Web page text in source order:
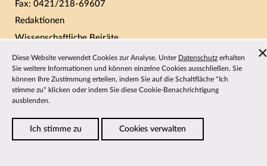
Fax: 0421/218-69607
Redaktionen
Wissenschaftliche Beiräte
Über die Länder-Analysen
Datenschutz—Impressum—Barrierefreiheit
Diese Website verwendet Cookies zur Analyse. Unter Datenschutz erhalten
Sie weitere Informationen und können einzelne Cookies ausschließen. Sie
können Ihre Zustimmung erteilen, indem Sie auf die Schaltfläche "Ich
stimme zu" klicken oder indem Sie diese Cookie-Benachrichtigung
ausblenden.
Ich stimme zu Cookies verwalten